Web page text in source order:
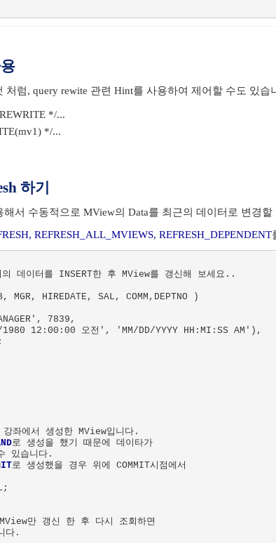
처럼, query rewite 관련 Hint를 사용하여 제어할 수도 있습
*/...
*/...
하기
해서 수동적으로 MView의 Data를 최근의 데이터로 변경할
REFRESH_ALL_MVIEWS, REFRESH_DEPENDENT
데이터를 INSERT한 후 MView를 갱신해 보세요..
MGR, HIREDATE, SAL, COMM,DEPTNO )
7839,
12:00:00 오전', 'MM/DD/YYYY HH:MI:SS AM'),
좌에서 생성한 MView입니다.
로 생성을 했기 때문에 데이타가
있습니다.
로 생성했을 경우 위에 COMMIT시점에서
만 갱신 한 후 다시 조회하면
다.